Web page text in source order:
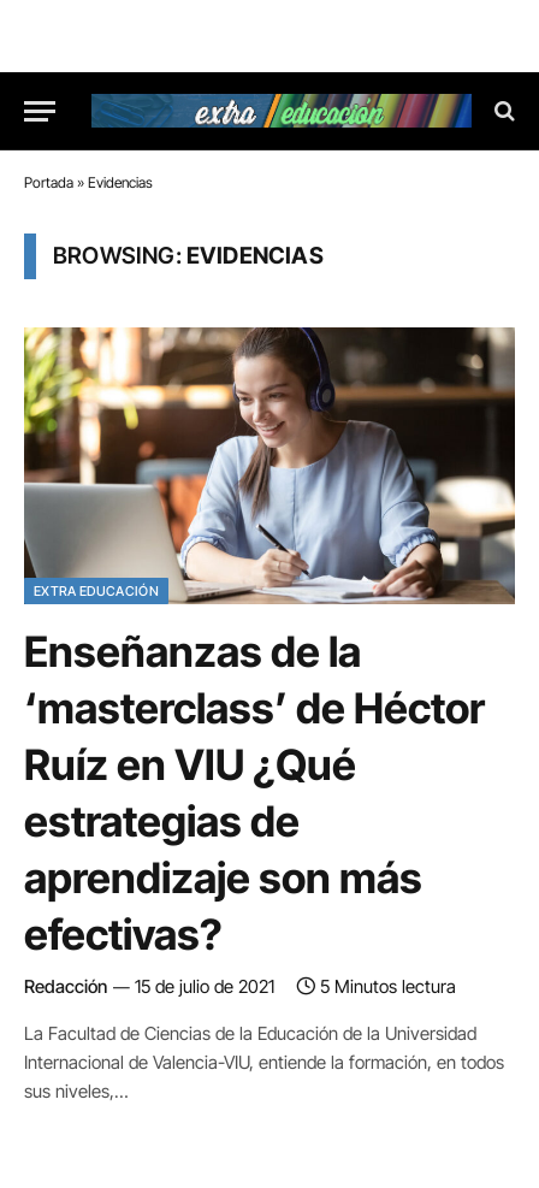
Portada » Evidencias
BROWSING:EVIDENCIAS
EXTRA EDUCACIÓN
Enseñanzas de la
‘masterclass’ de Héctor
Ruíz en VIU ¿Qué
estrategias de
aprendizaje son más
efectivas?
Redacción 15 de julio de 2021 5 Minutos lectura
La Facultad de Ciencias de la Educación de la Universidad
Internacional de Valencia-VIU, entiende la formación, en todos
sus niveles,…